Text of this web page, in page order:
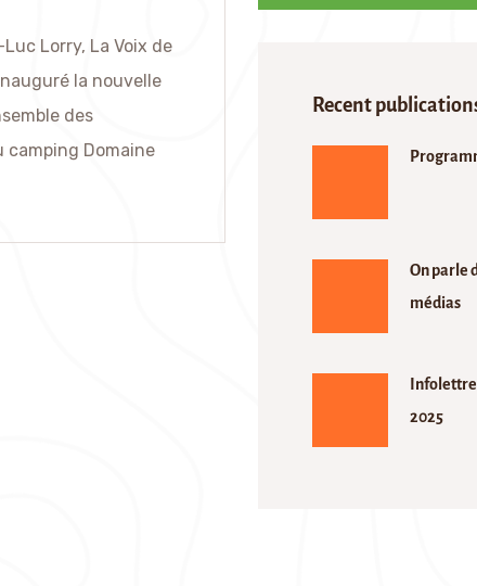
Lorry, La Voix de
la nouvelle
des
camping Domaine
Recent
On parle
médias
2025